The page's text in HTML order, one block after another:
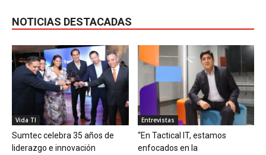
NOTICIAS DESTACADAS
Vida TI
Sumtec celebra 35 años de
liderazgo e innovación
Entrevistas
“En Tactical IT, estamos
enfocados en la